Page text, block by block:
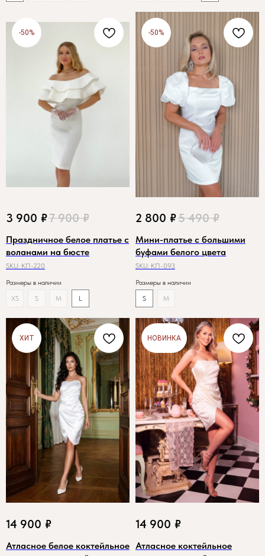
-50%
3 900 ₽7 900 ₽
Праздничное белое платье с
воланами на бюсте
SKU: КП-220
Размеры в наличии
XS
S M L
-50%
2 800 ₽5 490 ₽
Мини-платье с большими
буфами белого цвета
SKU: КП-093
Размеры в наличии
S
M
ХИТ
14 900 ₽
Атласное белое коктейльное
НОВИНКА
14 900 ₽
Атласное коктейльное